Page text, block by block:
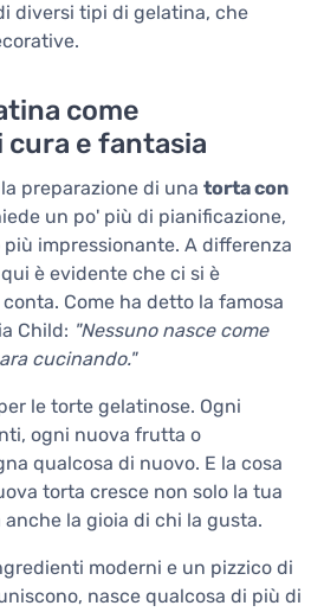
diversi tipi di gelatina, che
come
cura e fantasia
preparazione di una torta con
un po' più di pianificazione,
impressionante. A differenza
è evidente che ci si è
Come ha detto la famosa
Child: "Nessuno nasce come
cucinando."
le torte gelatinose. Ogni
ogni nuova frutta o
qualcosa di nuovo. E la cosa
torta cresce non solo la tua
la gioia di chi la gusta.
moderni e un pizzico di
nasce qualcosa di più di